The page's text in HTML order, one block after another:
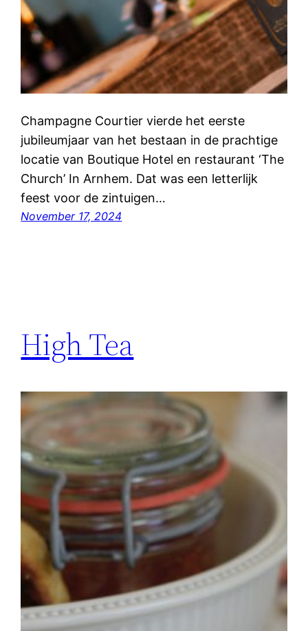
Champagne Courtier vierde het eerste
jubileumjaar van het bestaan in de prachtige
locatie van Boutique Hotel en restaurant ‘The
Church’ In Arnhem. Dat was een letterlijk
feest voor de zintuigen…
November 17, 2024
High Tea